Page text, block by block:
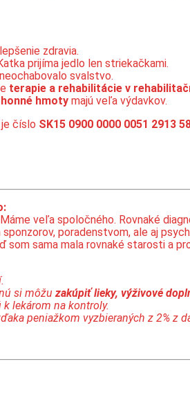
zdravia.
prijíma jedlo len striekačkami.
svalstvo.
terapie a rehabilitácie v
hmoty majú veľa výdavkov.
číslo SK15 0900 0000 0051 2913
veľa spoločného. Rovnaké
poradenstvom, ale aj
sama mala rovnaké starosti a
si môžuzakúpiť lieky, výživové
lekárom na kontroly.
peniažkom vyzbieraných z 2% z